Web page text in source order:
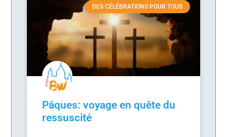
DES CÉLÉBRATIONS POUR TOUS
Pâques: voyage en quête du
ressuscité